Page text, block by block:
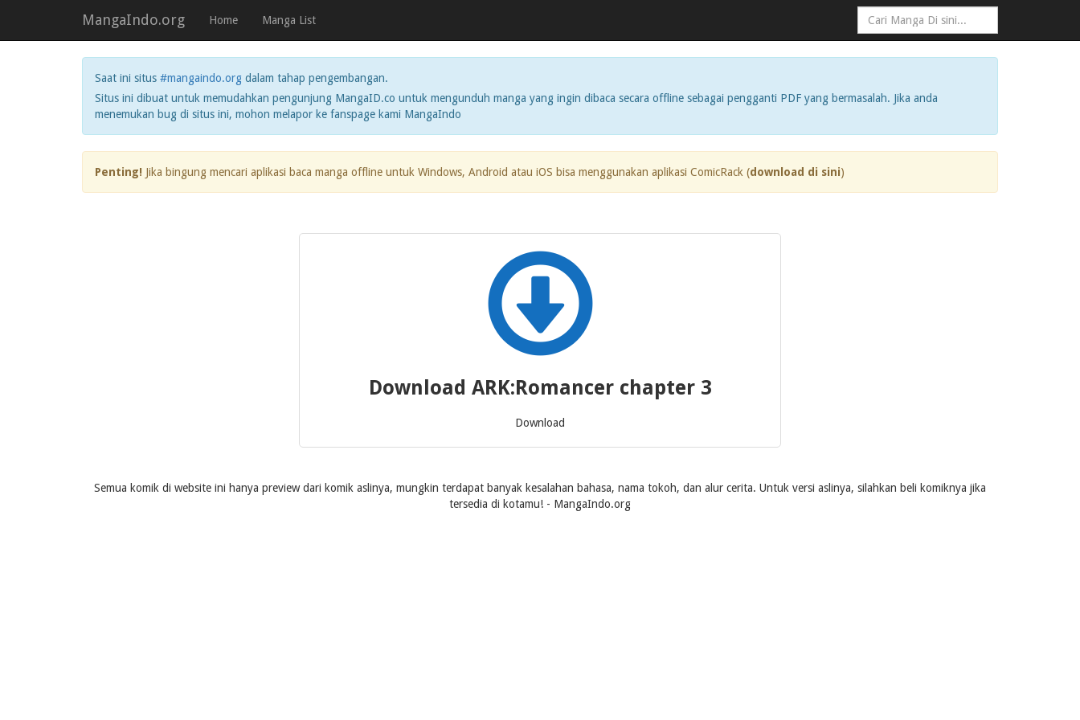
MangaIndo.org Home Manga List
Saat ini situs #mangaindo.org dalam tahap pengembangan.
Situs ini dibuat untuk memudahkan pengunjung MangaID.co untuk mengunduh manga yang ingin dibaca secara offline sebagai pengganti PDF yang bermasalah. Jika anda
menemukan bug di situs ini, mohon melapor ke fanspage kami MangaIndo
Penting! Jika bingung mencari aplikasi baca manga offline untuk Windows, Android atau iOS bisa menggunakan aplikasi ComicRack (download di sini)
Download ARK:Romancer chapter 3
Download
Semua komik di website ini hanya preview dari komik aslinya, mungkin terdapat banyak kesalahan bahasa, nama tokoh, dan alur cerita. Untuk versi aslinya, silahkan beli komiknya jika
tersedia di kotamu! - MangaIndo.org